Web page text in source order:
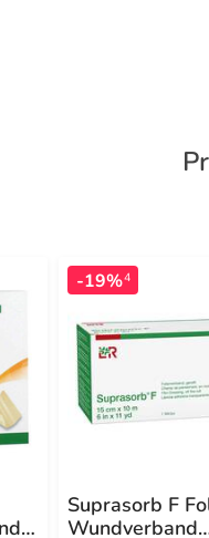
-19%4
Suprasorb F
Wundverband